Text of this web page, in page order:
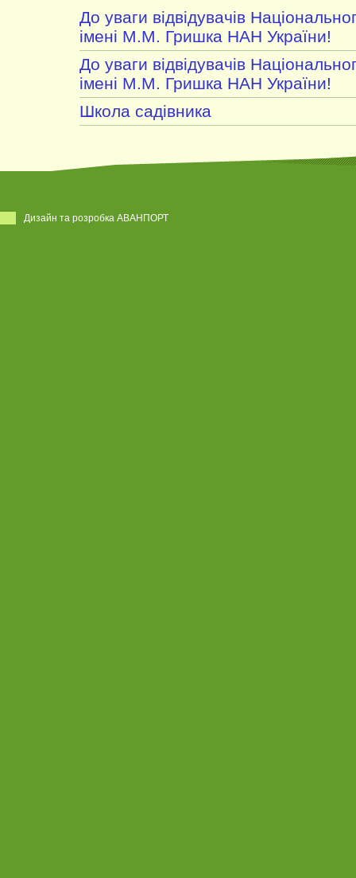
До уваги відвідувачів
імені М.М. Гришка НАН України!
До уваги відвідувачів
імені М.М. Гришка НАН України!
Школа садівника
Дизайн та розробка АВАНПОРТ